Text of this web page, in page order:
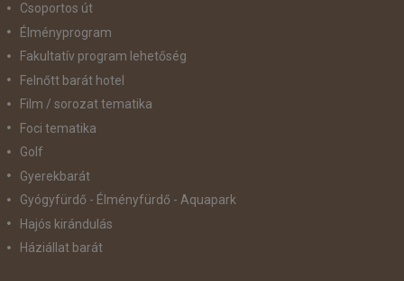
Csoportos út
Élményprogram
Fakultatív program lehetőség
Felnőtt barát hotel
Film / sorozat tematika
Foci tematika
Golf
Gyerekbarát
Gyógyfürdő - Élményfürdő - Aquapark
Hajós kirándulás
Háziállat barát